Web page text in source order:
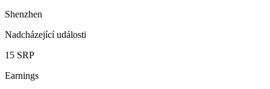
Shenzhen
Nadcházející události
15 SRP
Earnings